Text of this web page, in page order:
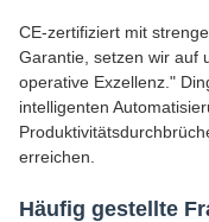
CE-zertifiziert mit
Garantie, setzen wir auf
operative Exzellenz."
intelligenten
erreichen.
Häufig gestellte